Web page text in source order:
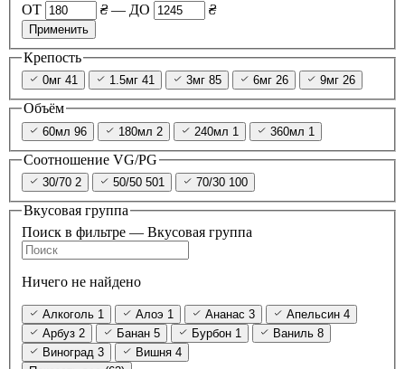
ОТ ₴ — ДО ₴
Применить
Крепость
0мг 41 1.5мг 41 3мг 85 6мг 26 9мг 26
Объём
60мл 96 180мл 2 240мл 1 360мл 1
Соотношение VG/PG
30/70 2 50/50 501 70/30 100
Вкусовая группа
Поиск в фильтре — Вкусовая группа
Ничего не найдено
Алкоголь 1 Алоэ 1 Ананас 3 Апельсин 4
Арбуз 2 Банан 5 Бурбон 1 Ваниль 8
Виноград 3 Вишня 4